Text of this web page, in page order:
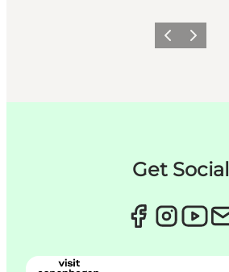
ZurückWeiter
Get Social